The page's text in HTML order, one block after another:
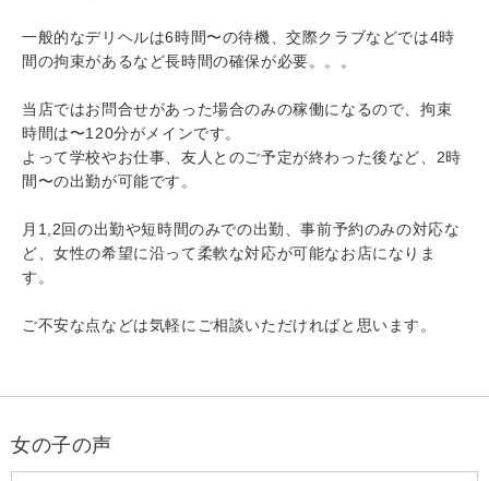
一般的なデリヘルは6時間〜の待機、交際クラブなどでは4時
間の拘束があるなど長時間の確保が必要。。。
当店ではお問合せがあった場合のみの稼働になるので、拘束
時間は〜120分がメインです。
よって学校やお仕事、友人とのご予定が終わった後など、2時
間〜の出勤が可能です。
月1,2回の出勤や短時間のみでの出勤、事前予約のみの対応な
ど、女性の希望に沿って柔軟な対応が可能なお店になりま
す。
ご不安な点などは気軽にご相談いただければと思います。
女の子の声